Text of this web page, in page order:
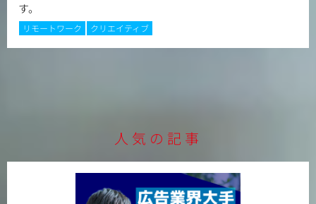
す。
リモートワーク クリエイティブ
人気の記事